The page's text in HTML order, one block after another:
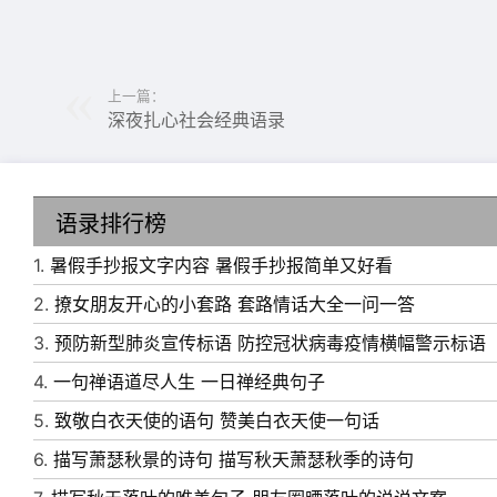
6、真正的痛苦，没有人能与你分担。你只能
7、过不去的事要过去，放不下的情要放下。
书。事过境迁再阅读，才有往事繁花似锦，回
8、一个人只要知道自己去哪里，全世界都会
9、人只有将寂寞坐断，才能重拾喧嚣;把悲伤
10、仗着聪明和天分说自己懒得努力的人都是
宝贵天分。—八月长安
上一篇：
深夜扎心社会经典语录
语录排行榜
1. 暑假手抄报文字内容 暑假手抄报简单又好看
2. 撩女朋友开心的小套路 套路情话大全一问一答
3. 预防新型肺炎宣传标语 防控冠状病毒疫情横幅警示标语
4. 一句禅语道尽人生 一日禅经典句子
5. 致敬白衣天使的语句 赞美白衣天使一句话
6. 描写萧瑟秋景的诗句 描写秋天萧瑟秋季的诗句